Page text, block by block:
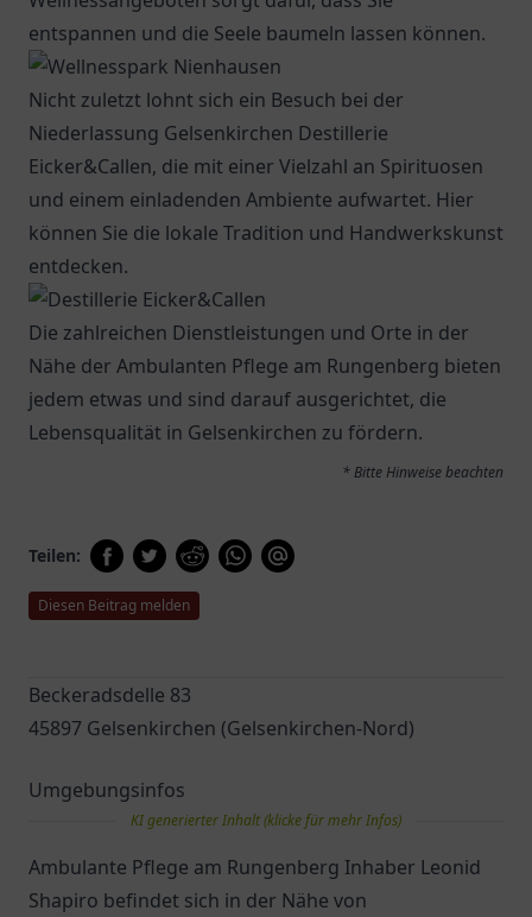
entspannen und die Seele baumeln lassen können.
Nicht zuletzt lohnt sich ein Besuch bei der
Niederlassung Gelsenkirchen Destillerie
Eicker&Callen, die mit einer Vielzahl an Spirituosen
und einem einladenden Ambiente aufwartet. Hier
können Sie die lokale Tradition und Handwerkskunst
entdecken.
Die zahlreichen Dienstleistungen und Orte in der
Nähe der Ambulanten Pflege am Rungenberg bieten
jedem etwas und sind darauf ausgerichtet, die
Lebensqualität in Gelsenkirchen zu fördern.
* Bitte Hinweise beachten
Teilen:
Diesen Beitrag melden
Beckeradsdelle 83
45897 Gelsenkirchen (Gelsenkirchen-Nord)
Umgebungsinfos
KI generierter Inhalt (klicke für mehr Infos)
Ambulante Pflege am Rungenberg Inhaber Leonid
Shapiro befindet sich in der Nähe von